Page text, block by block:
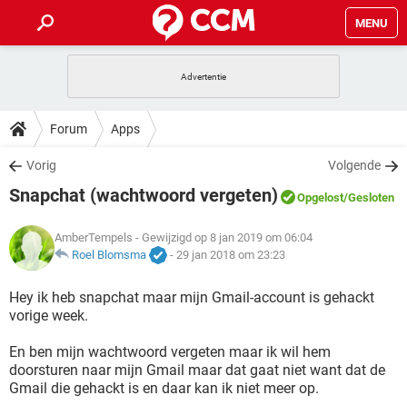
MENU
INSTAGRAM
NETFLIX
GRATIS SNAPCHAT
TIKTOK
HOW-TO
VIDEOBELLEN
GRATIS SNAPCHAT
TIKTOK
DOWNLOADS
VIDEOBELLEN GAMES
INSTAGRAM
NETFLIX CORONAVIRUS
GRATIS SNAPCHAT
TIKTOK
FORUM
VIDEOBELLEN GAMES
INSTAGRAM
NETFLIX CORONAVIRUS
TIKTOK
ARTIKELEN
VIDEOBELLEN GAMES
INSTAGRAM
NETFLIX CORONAVIRUS
GRATIS SNAPCHAT
Forum Apps
Vorig Volgende
Snapchat (wachtwoord vergeten) Opgelost/Gesloten
AmberTempels - Gewijzigd op 8 jan 2019 om 06:04
Roel Blomsma
- 29 jan 2018 om 23:23
Hey ik heb snapchat maar mijn Gmail-account is gehackt
vorige week.
En ben mijn wachtwoord vergeten maar ik wil hem
doorsturen naar mijn Gmail maar dat gaat niet want dat de
Gmail die gehackt is en daar kan ik niet meer op.